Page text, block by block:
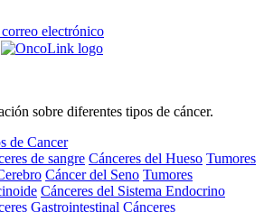
electrónico
sobre diferentes tipos de cáncer.
de Cancer
de sangre Cánceres del Hueso Tumores
Cáncer del Seno Tumores
Cánceres del Sistema Endocrino
Gastrointestinal Cánceres